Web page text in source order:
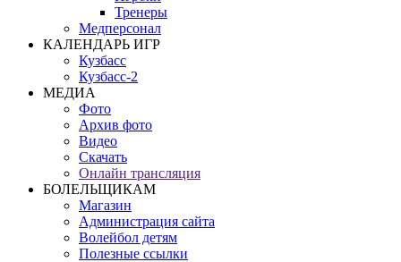
Тренеры
Медперсонал
КАЛЕНДАРЬ ИГР
Кузбасс
Кузбасс-2
МЕДИА
Фото
Архив фото
Видео
Скачать
Онлайн трансляция
БОЛЕЛЬЩИКАМ
Магазин
Администрация сайта
Волейбол детям
Полезные ссылки